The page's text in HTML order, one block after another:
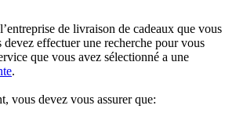
de livraison de cadeaux que vous
devez effectuer une recherche pour vous
que vous avez sélectionné a une
.
vous devez vous assurer que: